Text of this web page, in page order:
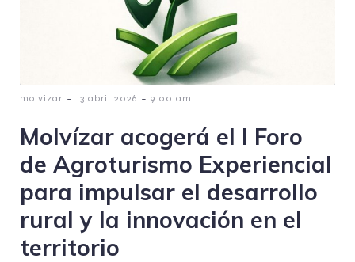
molvizar - 13 abril 2026 - 9:00 am
Molvízar acogerá el I Foro
de Agroturismo Experiencial
para impulsar el desarrollo
rural y la innovación en el
territorio